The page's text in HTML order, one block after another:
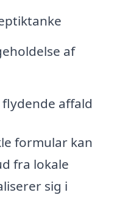
af
affald
formular kan
fra lokale
sig i